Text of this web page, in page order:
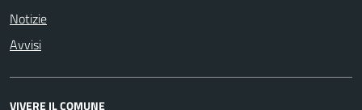
Notizie
Avvisi
VIVERE IL COMUNE